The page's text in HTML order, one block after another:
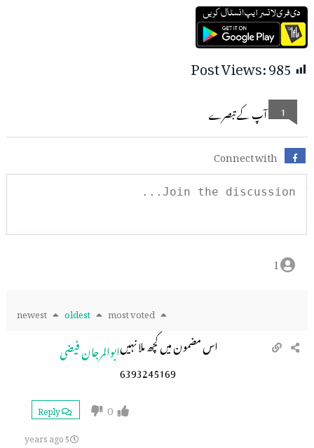
Post Views:985
1 آپ کے تبصرے
Connect with
1
newest oldest most voted
ابوالمرجان فیضیاس مضمون میں کچھ ملا نہیں
6393245169
0
Reply
5 years ago